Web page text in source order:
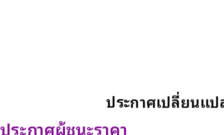
ประกาศผู้ชนะราคา
ประกาศเปลี่ยนแป